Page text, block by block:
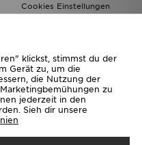
Cookies Einstellungen
klickst, stimmst du der
Gerät zu, um die
die Nutzung der
zu
jederzeit in den
Sieh dir unsere